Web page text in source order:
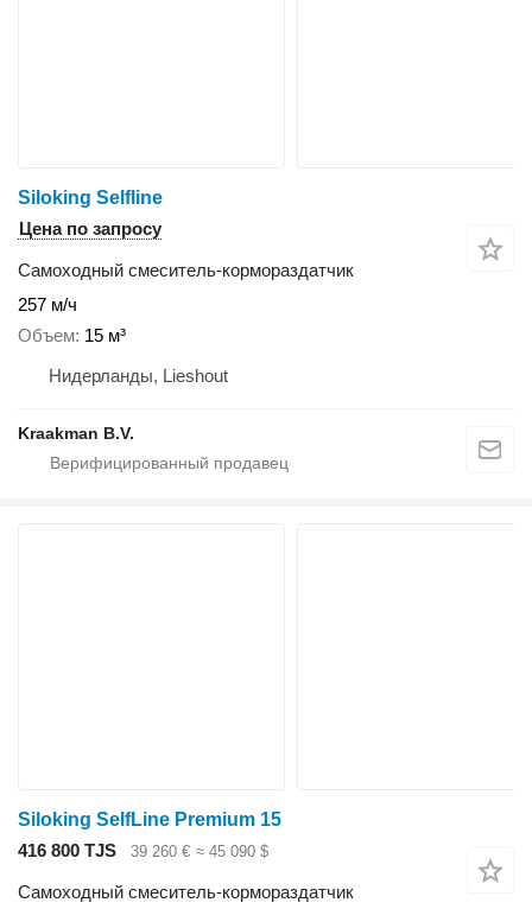
Siloking Selfline
Цена по запросу
Самоходный смеситель-кормораздатчик
257 м/ч
Объем 15 м³
Нидерланды, Lieshout
Kraakman B.V.
Siloking SelfLine Premium 15
416 800 TJS
39 260 € ≈ 45 090 $
Самоходный смеситель-кормораздатчик